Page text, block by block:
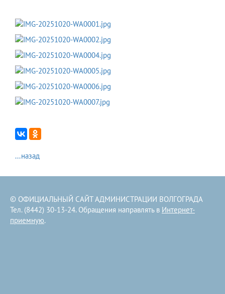
...назад
© ОФИЦИАЛЬНЫЙ САЙТ АДМИНИСТРАЦИИ ВОЛГОГРАДА
Тел. (8442) 30-13-24. Обращения направлять в Интернет-
приемную.